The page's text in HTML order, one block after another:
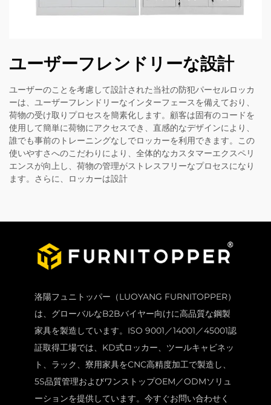
ユーザーフレンドリーな設計
ユーザーのことを考慮して設計された当社の防犯パーセルロッカ
ーは、ユーザーフレンドリーなインターフェースを備えており、
荷物の受け取りプロセスを簡素化します。顧客は固有のコードを
使用して簡単に荷物にアクセスでき、直感的なデザインにより、
誰でも事前のトレーニングなしでロッカーを利用できます。この
使いやすさへのこだわりにより、全体的なカスタマーエクスペリ
エンスが向上し、荷物の管理がストレスフリーなプロセスになり
ます。さらに、ロッカーは設計
洛陽フュニトッパー（LUOYANG FURNITOPPER）
は、グローバルなB2Bバイヤー向けに高品質な鋼製
家具を製造しています。ISO 9001／14001／45001認
証取得工場では、KD式ロッカー、ツールキャビネッ
ト、ラック、寮用家具をCNC高精度加工で製造し、
5S品質管理およびワンストップOEM／ODMソリュ
ーションを提供しています。今すぐお問い合わせく